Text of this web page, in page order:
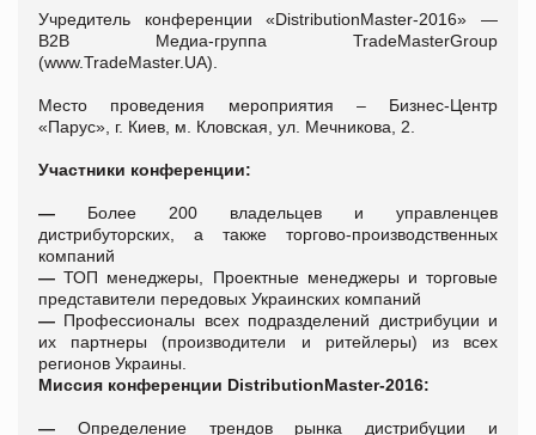
Учредитель конференции «DistributionMaster-2016» —
B2B Медиа-группа TradeMasterGroup
(www.TradeMaster.UA).
Место проведения мероприятия – Бизнес-Центр
«Парус», г. Киев, м. Кловская, ул. Мечникова, 2.
Участники конференции:
— Более 200 владельцев и управленцев
дистрибуторских, а также торгово-производственных
компаний
—ТОП менеджеры, Проектные менеджеры и торговые
представители передовых Украинских компаний
— Профессионалы всех подразделений дистрибуции и
их партнеры (производители и ритейлеры) из всех
регионов Украины.
Миссия конференции DistributionMaster-2016:
— Определение трендов рынка дистрибуции и